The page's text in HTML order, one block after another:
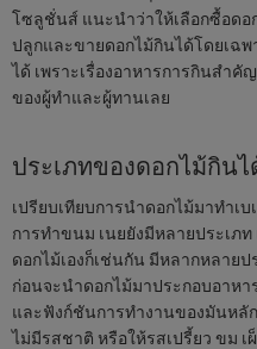
โซลูชั่นส์ แนะนำว่าให้เลือกซื้อดอ
ปลูกและขายดอกไม้กินได้โดยเฉ
ได้ เพราะเรื่องอาหารการกินสำ
ของผู้ทำและผู้ทานเลย
ประเภทของดอกไม้กิน
เปรียบเทียบการนำดอกไม้มาทำเ
การทำขนม เนยยังมีหลายประเภ
ดอกไม้เองก็เช่นกัน มีหลากหลาย
ก่อนจะนำดอกไม้มาประกอบอาหา
และฟังก์ชันการทำงานของมันหลั
ไม่มีรสชาติ หรือให้รสเปรี้ยว ขม